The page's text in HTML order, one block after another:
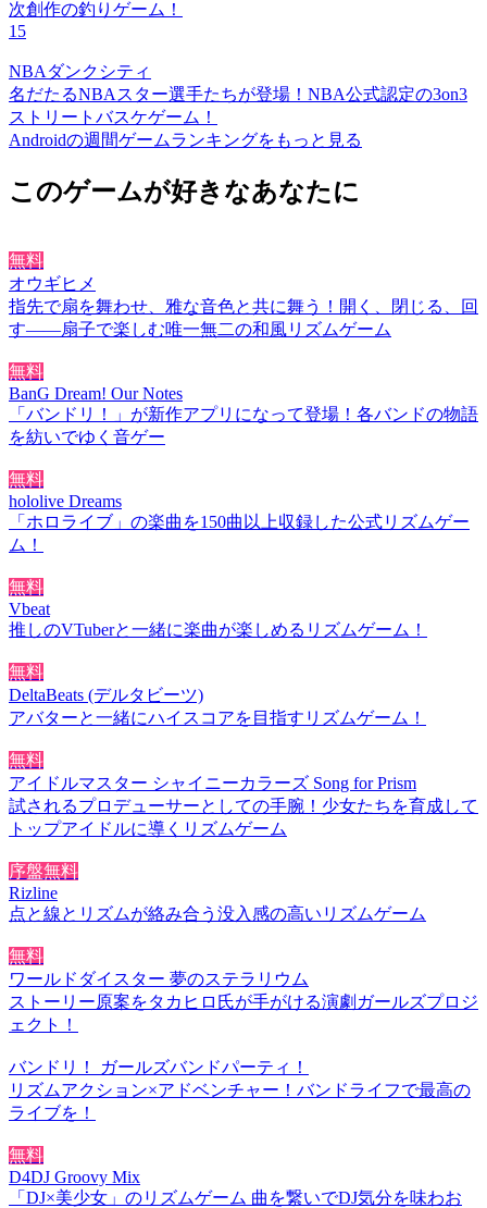
次創作の釣りゲーム！
15
NBAダンクシティ
名だたるNBAスター選手たちが登場！NBA公式認定の3on3
ストリートバスケゲーム！
Androidの週間ゲームランキングをもっと見る
このゲームが好きなあなたに
無料
オウギヒメ
指先で扇を舞わせ、雅な音色と共に舞う！開く、閉じる、回
す――扇子で楽しむ唯一無二の和風リズムゲーム
無料
BanG Dream! Our Notes
「バンドリ！」が新作アプリになって登場！各バンドの物語
を紡いでゆく音ゲー
無料
hololive Dreams
「ホロライブ」の楽曲を150曲以上収録した公式リズムゲー
ム！
無料
Vbeat
推しのVTuberと一緒に楽曲が楽しめるリズムゲーム！
無料
DeltaBeats (デルタビーツ)
アバターと一緒にハイスコアを目指すリズムゲーム！
無料
アイドルマスター シャイニーカラーズ Song for Prism
試されるプロデューサーとしての手腕！少女たちを育成して
トップアイドルに導くリズムゲーム
序盤無料
Rizline
点と線とリズムが絡み合う没入感の高いリズムゲーム
無料
ワールドダイスター 夢のステラリウム
ストーリー原案をタカヒロ氏が手がける演劇ガールズプロジ
ェクト！
バンドリ！ ガールズバンドパーティ！
リズムアクション×アドベンチャー！バンドライフで最高の
ライブを！
無料
D4DJ Groovy Mix
「DJ×美少女」のリズムゲーム 曲を繋いでDJ気分を味わお